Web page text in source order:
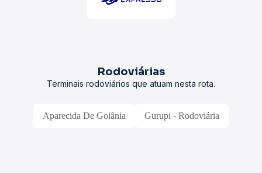
Rodoviárias
Terminais rodoviários que atuam nesta rota.
Aparecida De Goiânia Gurupi - Rodoviária